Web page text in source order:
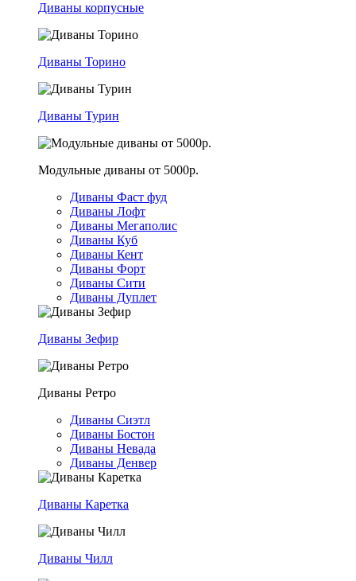
Диваны корпусные
Диваны Торино
Диваны Турин
Модульные диваны от 5000р.
Диваны Фаст фуд
Диваны Лофт
Диваны Мегаполис
Диваны Куб
Диваны Кент
Диваны Форт
Диваны Сити
Диваны Дуплет
Диваны Зефир
Диваны Ретро
Диваны Сиэтл
Диваны Бостон
Диваны Невада
Диваны Денвер
Диваны Каретка
Диваны Чилл